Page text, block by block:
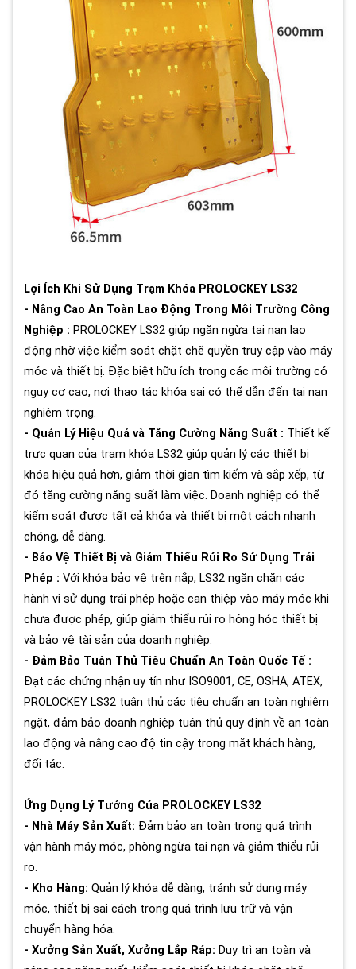
Lợi Ích Khi Sử Dụng Trạm Khóa PROLOCKEY LS32
- Nâng Cao An Toàn Lao Động Trong Môi Trường Công
Nghiệp : PROLOCKEY LS32 giúp ngăn ngừa tai nạn lao
động nhờ việc kiểm soát chặt chẽ quyền truy cập vào máy
móc và thiết bị. Đặc biệt hữu ích trong các môi trường có
nguy cơ cao, nơi thao tác khóa sai có thể dẫn đến tai nạn
nghiêm trọng.
- Quản Lý Hiệu Quả và Tăng Cường Năng Suất : Thiết kế
trực quan của trạm khóa LS32 giúp quản lý các thiết bị
khóa hiệu quả hơn, giảm thời gian tìm kiếm và sắp xếp, từ
đó tăng cường năng suất làm việc. Doanh nghiệp có thể
kiểm soát được tất cả khóa và thiết bị một cách nhanh
chóng, dễ dàng.
- Bảo Vệ Thiết Bị và Giảm Thiểu Rủi Ro Sử Dụng Trái
Phép : Với khóa bảo vệ trên nắp, LS32 ngăn chặn các
hành vi sử dụng trái phép hoặc can thiệp vào máy móc khi
chưa được phép, giúp giảm thiểu rủi ro hỏng hóc thiết bị
và bảo vệ tài sản của doanh nghiệp.
- Đảm Bảo Tuân Thủ Tiêu Chuẩn An Toàn Quốc Tế :
Đạt các chứng nhận uy tín như ISO9001, CE, OSHA, ATEX,
PROLOCKEY LS32 tuân thủ các tiêu chuẩn an toàn nghiêm
ngặt, đảm bảo doanh nghiệp tuân thủ quy định về an toàn
lao động và nâng cao độ tin cậy trong mắt khách hàng,
đối tác.
Ứng Dụng Lý Tưởng Của PROLOCKEY LS32
- Nhà Máy Sản Xuất: Đảm bảo an toàn trong quá trình
vận hành máy móc, phòng ngừa tai nạn và giảm thiểu rủi
ro.
- Kho Hàng: Quản lý khóa dễ dàng, tránh sử dụng máy
móc, thiết bị sai cách trong quá trình lưu trữ và vận
chuyển hàng hóa.
- Xưởng Sản Xuất, Xưởng Lắp Ráp: Duy trì an toàn và